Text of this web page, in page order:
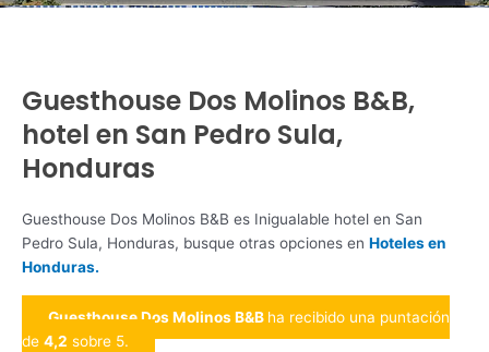
Guesthouse Dos Molinos B&B,
hotel en San Pedro Sula,
Honduras
Guesthouse Dos Molinos B&B es Inigualable hotel en San
Pedro Sula, Honduras, busque otras opciones en Hoteles en
Honduras.
Guesthouse Dos Molinos B&B ha recibido una puntación
de 4,2 sobre 5.